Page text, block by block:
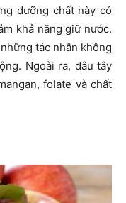
dưỡng chất này có
khả năng giữ nước.
tác nhân không
Ngoài ra, dâu tây
folate và chất